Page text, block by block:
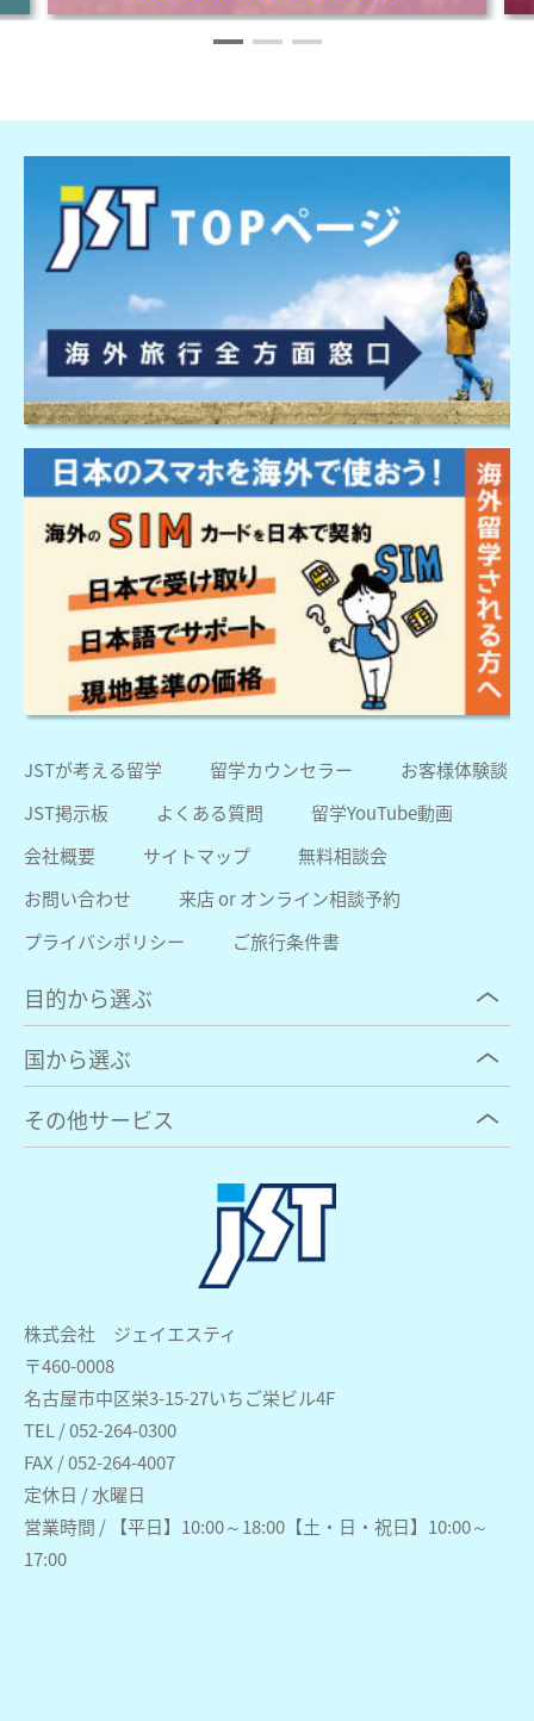
株式会社 ジェイエスティ
〒460-0008
名古屋市中区栄3-15-27いちご栄ビル4F
TEL / 052-264-0300
FAX / 052-264-4007
定休日 / 水曜日
営業時間 / 【平日】10:00～18:00【土・日・祝日】10:00～
17:00
JSTが考える留学 留学カウンセラー
お客様体験談
JST掲示板
よくある質問
留学YouTube動画
会社概要
サイトマップ
無料相談会
お問い合わせ
来店 or オンライン相談予約
プライバシポリシー
ご旅行条件書
目的から選ぶ
国から選ぶ
その他サービス